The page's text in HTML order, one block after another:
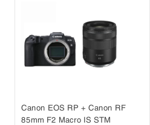
Canon EOS RP + Canon RF
85mm F2 Macro IS STM